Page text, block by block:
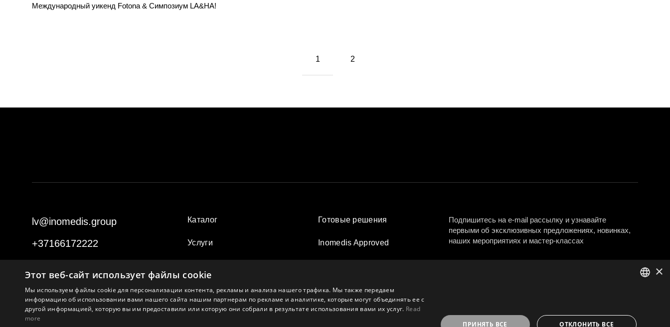
Международный уикенд Fotona & Симпозиум LA&HA!
1 2
lv@inomedis.group
+37166172222
Каталог
Услуги
Мероприятия
Готовые решения
Inomedis Approved
О компании
Подпишитесь на e-mail рассылку и узнавайте
первыми об эксклюзивных предложениях, новинках,
наших мероприятиях и мастер-классах
LATVIAN
×
Этот веб-сайт использует файлы cookie
Мы используем файлы cookie для персонализации контента, рекламы и анализа нашего трафика. Мы также передаем
информацию об использовании вами нашего сайта нашим партнерам по рекламе и аналитике, которые могут объединять ее с
другой информацией, которую вы им предоставили или которую они собрали в результате использования вами их услуг. Read
more
ПРИНЯТЬ ВСЕ ОТКЛОНИТЬ ВСЕ